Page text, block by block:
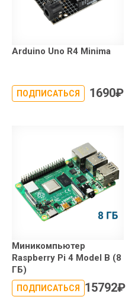
Arduino Uno R4 Minima
ПОДПИСАТЬСЯ 1690₽
Миникомпьютер
Raspberry Pi 4 Model B (8
ГБ)
ПОДПИСАТЬСЯ 15792₽